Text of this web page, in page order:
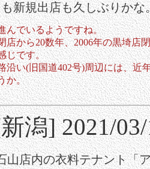
新規出店も久しぶりかな
んでいるようですね。
店から20数年、2006年の黒埼店
じです。
沿い(旧国道402号)周辺には、近
か。
潟] 2021/
山店内の衣料テナント「